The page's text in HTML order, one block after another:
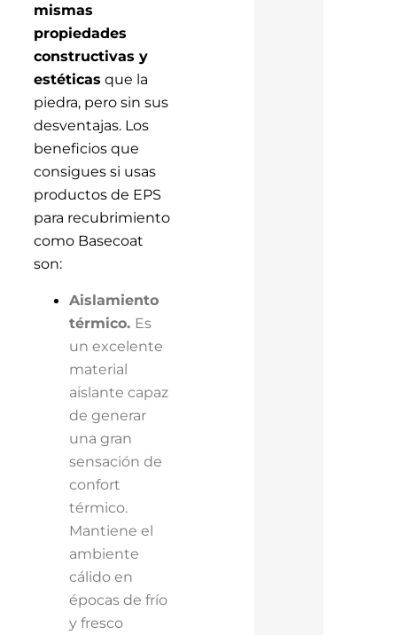
mismas
propiedades
constructivas y
estéticas que la
piedra, pero sin sus
desventajas. Los
beneficios que
consigues si usas
productos de EPS
para recubrimiento
como Basecoat
son:
Aislamiento
térmico. Es
un excelente
material
aislante capaz
de generar
una gran
sensación de
confort
térmico.
Mantiene el
ambiente
cálido en
épocas de frío
y fresco